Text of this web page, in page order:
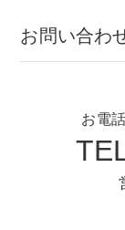
お問い合わ
お電